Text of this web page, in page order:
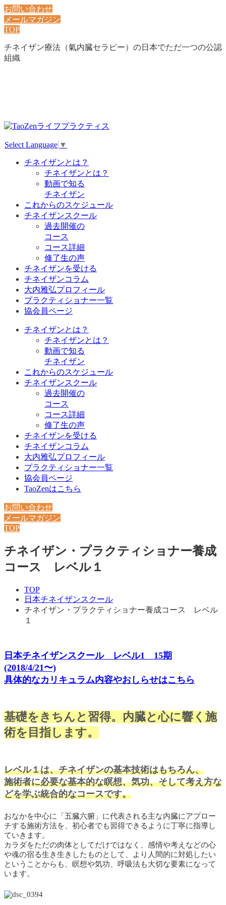
お問い合わせ
メールマガジン
TOP
チネイザン療法（氣内臓セラピー）の日本でただ一つの公認
組織
Select Language ▼
チネイザンとは？
チネイザンとは？
動画で知る
チネイザン
これからのスケジュール
チネイザンスクール
過去開催の
コース
コース詳細
修了生の声
チネイザンを受ける
チネイザンコラム
大内雅弘プロフィール
プラクティショナー一覧
協会員ページ
チネイザンとは？
チネイザンとは？
動画で知る
チネイザン
これからのスケジュール
チネイザンスクール
過去開催の
コース
コース詳細
修了生の声
チネイザンを受ける
チネイザンコラム
大内雅弘プロフィール
プラクティショナー一覧
協会員ページ
TaoZenはこちら
お問い合わせ
メールマガジン
TOP
チネイザン・プラクティショナー養成
コース レベル１
TOP
日本チネイザンスクール
チネイザン・プラクティショナー養成コース レベル
１
日本チネイザンスクール レベル1 15期
(2018/4/21〜)
具体的なカリキュラム内容やおしらせはこちら
基礎をきちんと習得。内臓と心に響く施
術を目指します。
レベル１は、チネイザンの基本技術はもちろん、
施術者に必要な基本的な瞑想、気功、そして考え方な
どを学ぶ統合的なコースです。
おなかを中心に「五臓六腑」に代表される主な内臓にアプロー
チする施術方法を、初心者でも習得できるように丁寧に指導し
ていきます。
カラダをただの肉体としてだけではなく、感情や考えなどの心
や魂の宿る生き生きしたものとして、より人間的に対処したい
ということからも、瞑想や気功、呼吸法も大切な要素になって
います。